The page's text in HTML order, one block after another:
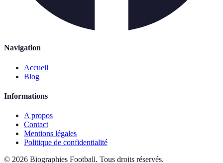
Navigation
Accueil
Blog
Informations
A propos
Contact
Mentions légales
Politique de confidentialité
© 2026 Biographies Football. Tous droits réservés.